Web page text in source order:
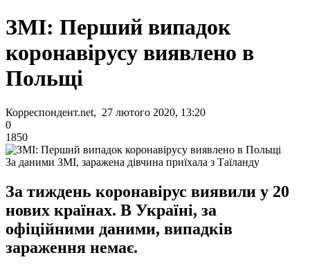
ЗМІ: Перший випадок
коронавірусу виявлено в
Польщі
Корреспондент.net, 27 лютого 2020, 13:20
0
1850
За даними ЗМІ, заражена дівчина приїхала з Таїланду
За тиждень коронавірус виявили у 20
нових країнах. В Україні, за
офіційними даними, випадків
зараження немає.